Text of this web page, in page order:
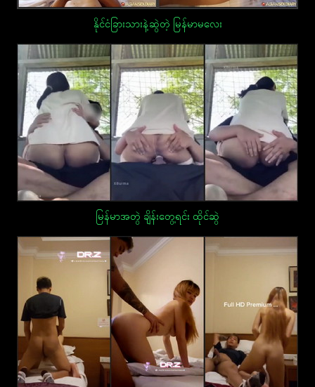
နိုင်ငံခြားသားနဲ့ဆွဲတဲ့ မြန်မာမလေး
မြန်မာအတွဲ ချိန်းတွေ့ရင်း ထိုင်ဆွဲ